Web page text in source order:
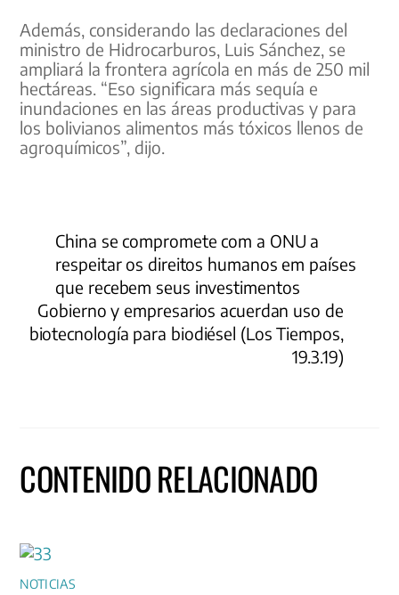
Además, considerando las declaraciones del
ministro de Hidrocarburos, Luis Sánchez, se
ampliará la frontera agrícola en más de 250 mil
hectáreas. “Eso significara más sequía e
inundaciones en las áreas productivas y para
los bolivianos alimentos más tóxicos llenos de
agroquímicos”, dijo.
China se compromete com a ONU a
respeitar os direitos humanos em países
que recebem seus investimentos
Gobierno y empresarios acuerdan uso de
biotecnología para biodiésel (Los Tiempos,
19.3.19)
CONTENIDO RELACIONADO
NOTICIAS